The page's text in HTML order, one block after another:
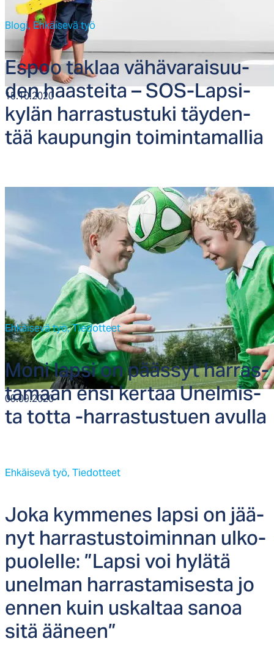
15.10.2020
Blogi, Ehkäisevä työ
Es­poo tak­laa vä­hä­va­rai­suu­
den haas­tei­ta – SOS-Lap­si­
ky­län har­ras­tus­tu­ki täy­den­
tää kau­pun­gin toi­min­ta­mal­lia
09.09.2020
Ehkäisevä työ,Tiedotteet
Mo­ni lap­si on pääs­syt har­ras­
ta­maan en­si ker­taa Unel­mis­
ta tot­ta -har­ras­tus­tuen avul­la
Ehkäisevä työ, Tiedotteet
Jo­ka kym­me­nes lap­si on jää­
nyt har­ras­tus­toi­min­nan ul­ko­
puo­lel­le: ”Lap­si voi hy­lä­tä
unel­man har­ras­ta­mi­ses­ta jo
en­nen kuin us­kal­taa sa­noa
si­tä ää­neen”